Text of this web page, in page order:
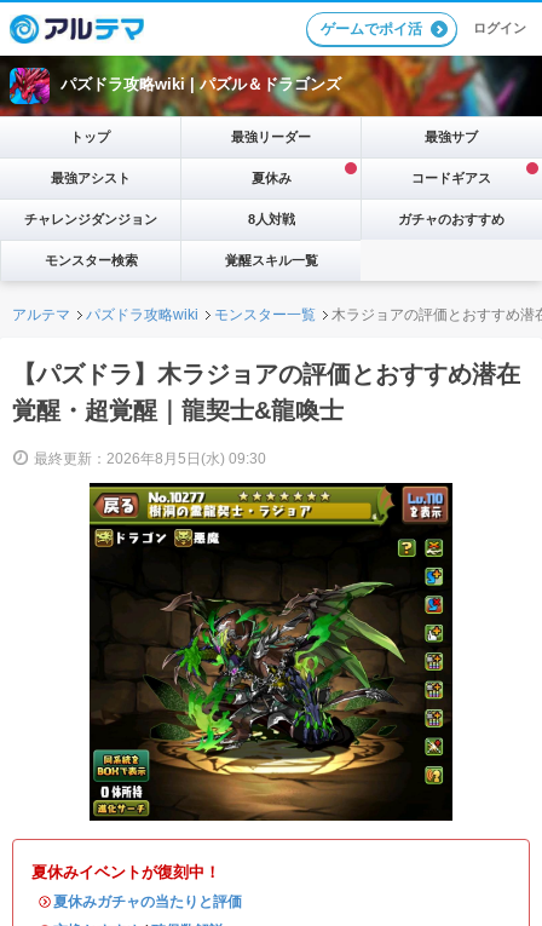
ゲームでポイ活 ログイン
パズドラ攻略wiki |パズル＆ドラゴンズ
トップ 最強リーダー 最強サブ
最強アシスト 夏休み コードギアス
チャレンジダンジョン 8人対戦 ガチャのおすすめ
モンスター検索 覚醒スキル一覧
アルテマ パズドラ攻略wiki モンスター一覧 木ラジョアの評価とおすすめ
【パズドラ】木ラジョアの評価とおすすめ潜在
覚醒・超覚醒｜龍契士&龍喚士
最終更新：2026年8月5日(水) 09:30
夏休みイベントが復刻中！
・夏休みガチャの当たりと評価